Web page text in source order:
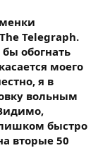
Telegraph.
обогнать
моего
я в
вольным
быстро
вторые 50